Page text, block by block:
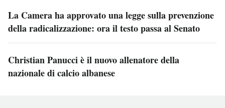
La Camera ha approvato una legge sulla prevenzione
della radicalizzazione: ora il testo passa al Senato
Christian Panucci è il nuovo allenatore della
nazionale di calcio albanese